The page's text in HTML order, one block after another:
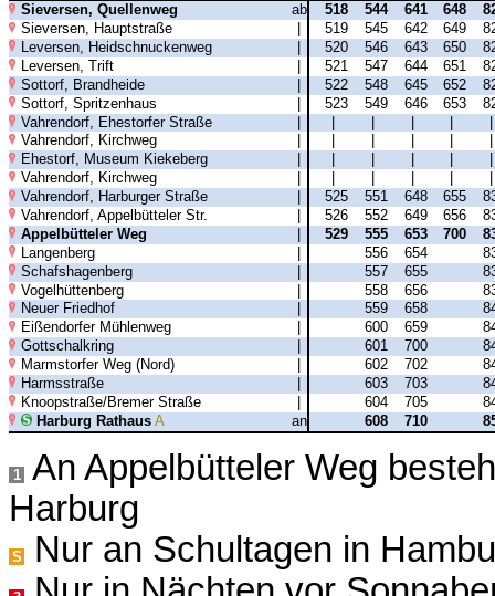
Sieversen, Quellenweg
ab 518 544 641 648
Sieversen, Hauptstraße
519 545 642 649
Leversen, Heidschnuckenweg
520 546 643 650
Leversen, Trift
521 547 644 651
Sottorf, Brandheide
522 548 645 652
Sottorf, Spritzenhaus
| 523 549 646 653
Vahrendorf, Ehestorfer Straße
| | | | |
Vahrendorf, Kirchweg
Ehestorf, Museum Kiekeberg
Vahrendorf, Kirchweg
Vahrendorf, Harburger Straße
525 551 648 655
Vahrendorf, Appelbütteler Str.
526 552 649 656
Appelbütteler Weg
529 555 653 700
Langenberg
556 654
Schafshagenberg
| 557 655
Vogelhüttenberg
| 558 656
Neuer Friedhof
559 658
Eißendorfer Mühlenweg
600 659
Gottschalkring
601 700
Marmstorfer Weg (Nord)
602 702
Harmsstraße
603 703
Knoopstraße/Bremer Straße
604 705
Harburg Rathaus A an 608 710
1
An Appelbütteler Weg
Harburg
S Nur an Schultagen in